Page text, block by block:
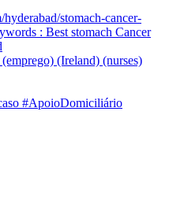
stomach-cancer-
: Best stomach Cancer
(Ireland) (nurses)
#ApoioDomiciliário